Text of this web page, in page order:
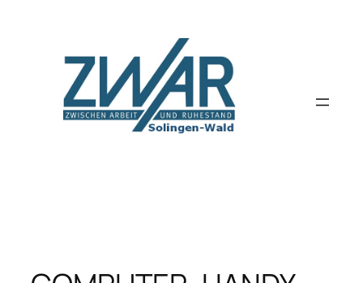
springen